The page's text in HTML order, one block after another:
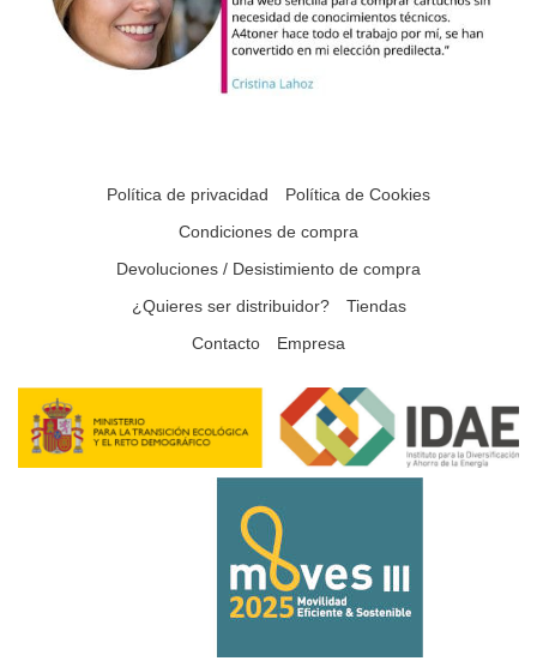
Política de privacidad
Política de Cookies
Condiciones de compra
Devoluciones / Desistimiento de compra
¿Quieres ser distribuidor?
Tiendas
Contacto
Empresa